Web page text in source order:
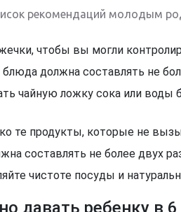
рекомендаций молодым
чтобы вы могли
должна составлять не
чайную ложку сока или воды
те продукты, которые не
составлять не более двух
чистоте посуды и
давать ребенку в